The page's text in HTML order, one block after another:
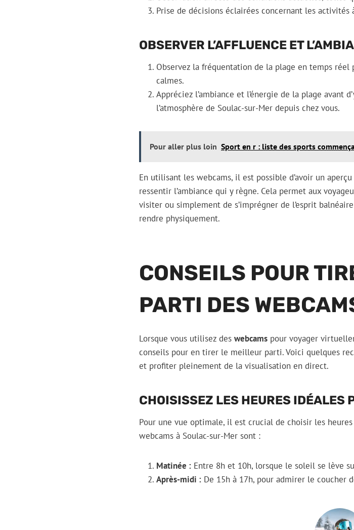
Prise de décisions éclairées concernant les
OBSERVER L’AFFLUENCE ET
Observez la fréquentation de la plage en temps
calmes.
Appréciez l’ambiance et l’énergie de la plage avant
l’atmosphère de Soulac-sur-Mer depuis chez vous.
Pour aller plus loin Sport en r : liste des sports
En utilisant les webcams, il est possible d’avoir un
ressentir l’ambiance qui y règne. Cela permet aux
visiter ou simplement de s’imprégner de l’esprit
rendre physiquement.
CONSEILS POUR
PARTI DES
Lorsque vous utilisez des webcams pour voyager
conseils pour en tirer le meilleur parti. Voici quelques
et profiter pleinement de la visualisation en direct.
CHOISISSEZ LES HEURES IDÉALES
Pour une vue optimale, il est crucial de choisir les
webcams à Soulac-sur-Mer sont :
Matinée : Entre 8h et 10h, lorsque le soleil se lève
Après-midi : De 15h à 17h, pour admirer le coucher